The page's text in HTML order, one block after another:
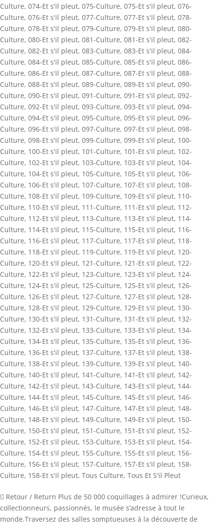
Culture, 074-Et s'il pleut, 075-Culture, 075-Et s'il pleut, 076-
Culture, 076-Et s'il pleut, 077-Culture, 077-Et s'il pleut, 078-
Culture, 078-Et s'il pleut, 079-Culture, 079-Et s'il pleut, 080-
Culture, 080-Et s'il pleut, 081-Culture, 081-Et s'il pleut, 082-
Culture, 082-Et s'il pleut, 083-Culture, 083-Et s'il pleut, 084-
Culture, 084-Et s'il pleut, 085-Culture, 085-Et s'il pleut, 086-
Culture, 086-Et s'il pleut, 087-Culture, 087-Et s'il pleut, 088-
Culture, 088-Et s'il pleut, 089-Culture, 089-Et s'il pleut, 090-
Culture, 090-Et s'il pleut, 091-Culture, 091-Et s'il pleut, 092-
Culture, 092-Et s'il pleut, 093-Culture, 093-Et s'il pleut, 094-
Culture, 094-Et s'il pleut, 095-Culture, 095-Et s'il pleut, 096-
Culture, 096-Et s'il pleut, 097-Culture, 097-Et s'il pleut, 098-
Culture, 098-Et s'il pleut, 099-Culture, 099-Et s'il pleut, 100-
Culture, 100-Et s'il pleut, 101-Culture, 101-Et s'il pleut, 102-
Culture, 102-Et s'il pleut, 103-Culture, 103-Et s'il pleut, 104-
Culture, 104-Et s'il pleut, 105-Culture, 105-Et s'il pleut, 106-
Culture, 106-Et s'il pleut, 107-Culture, 107-Et s'il pleut, 108-
Culture, 108-Et s'il pleut, 109-Culture, 109-Et s'il pleut, 110-
Culture, 110-Et s'il pleut, 111-Culture, 111-Et s'il pleut, 112-
Culture, 112-Et s'il pleut, 113-Culture, 113-Et s'il pleut, 114-
Culture, 114-Et s'il pleut, 115-Culture, 115-Et s'il pleut, 116-
Culture, 116-Et s'il pleut, 117-Culture, 117-Et s'il pleut, 118-
Culture, 118-Et s'il pleut, 119-Culture, 119-Et s'il pleut, 120-
Culture, 120-Et s'il pleut, 121-Culture, 121-Et s'il pleut, 122-
Culture, 122-Et s'il pleut, 123-Culture, 123-Et s'il pleut, 124-
Culture, 124-Et s'il pleut, 125-Culture, 125-Et s'il pleut, 126-
Culture, 126-Et s'il pleut, 127-Culture, 127-Et s'il pleut, 128-
Culture, 128-Et s'il pleut, 129-Culture, 129-Et s'il pleut, 130-
Culture, 130-Et s'il pleut, 131-Culture, 131-Et s'il pleut, 132-
Culture, 132-Et s'il pleut, 133-Culture, 133-Et s'il pleut, 134-
Culture, 134-Et s'il pleut, 135-Culture, 135-Et s'il pleut, 136-
Culture, 136-Et s'il pleut, 137-Culture, 137-Et s'il pleut, 138-
Culture, 138-Et s'il pleut, 139-Culture, 139-Et s'il pleut, 140-
Culture, 140-Et s'il pleut, 141-Culture, 141-Et s'il pleut, 142-
Culture, 142-Et s'il pleut, 143-Culture, 143-Et s'il pleut, 144-
Culture, 144-Et s'il pleut, 145-Culture, 145-Et s'il pleut, 146-
Culture, 146-Et s'il pleut, 147-Culture, 147-Et s'il pleut, 148-
Culture, 148-Et s'il pleut, 149-Culture, 149-Et s'il pleut, 150-
Culture, 150-Et s'il pleut, 151-Culture, 151-Et s'il pleut, 152-
Culture, 152-Et s'il pleut, 153-Culture, 153-Et s'il pleut, 154-
Culture, 154-Et s'il pleut, 155-Culture, 155-Et s'il pleut, 156-
Culture, 156-Et s'il pleut, 157-Culture, 157-Et s'il pleut, 158-
Culture, 158-Et s'il pleut, Tous Culture, Tous Et S'il Pleut
 Retour / Return Plus de 50 000 coquillages à admirer !Curieux,
collectionneurs, passionnés, le musée s’adresse à tout le
monde.Traversez des salles somptueuses à la découverte de